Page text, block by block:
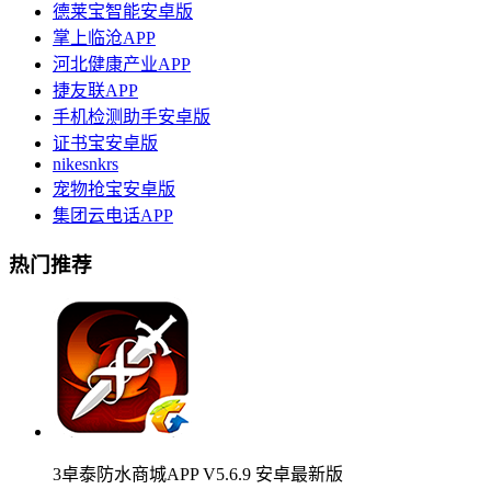
德莱宝智能安卓版
掌上临沧APP
河北健康产业APP
捷友联APP
手机检测助手安卓版
证书宝安卓版
nikesnkrs
宠物抢宝安卓版
集团云电话APP
热门推荐
3卓泰防水商城APP V5.6.9 安卓最新版